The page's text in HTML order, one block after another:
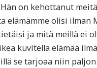
Hän on kehottanut meitä
elämämme olisi ilman
ja mitä meillä ei
kuvitella elämää
se tarjoaa niin